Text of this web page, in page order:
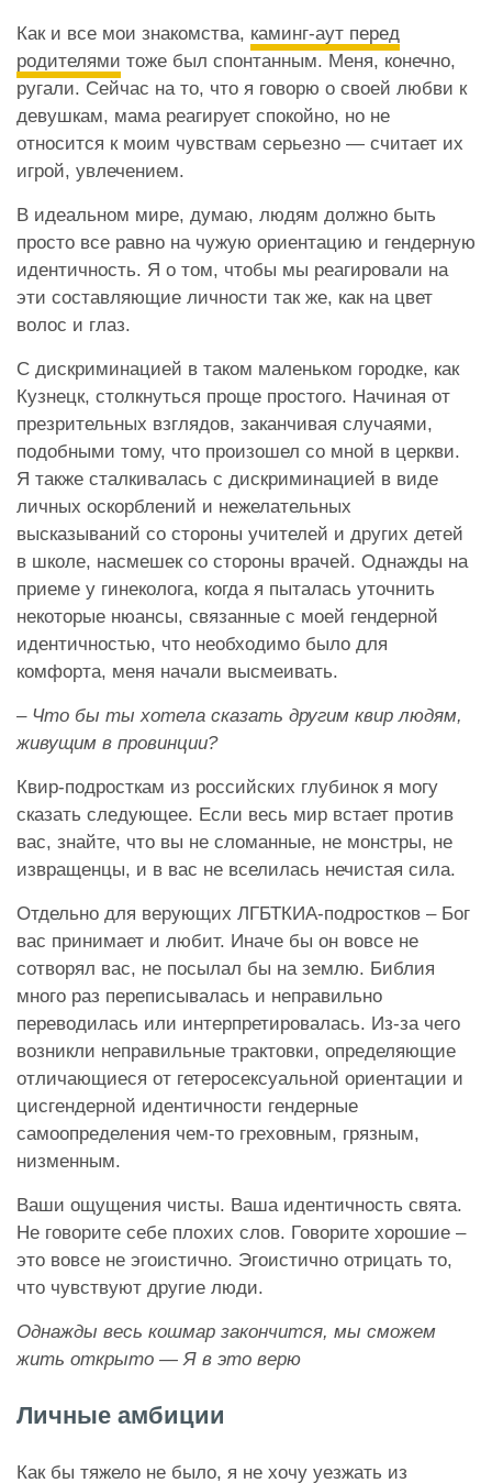
Как и все мои знакомства, каминг-аут перед
родителями тоже был спонтанным. Меня, конечно,
ругали. Сейчас на то, что я говорю о своей любви к
девушкам, мама реагирует спокойно, но не
относится к моим чувствам серьезно — считает их
игрой, увлечением.
В идеальном мире, думаю, людям должно быть
просто все равно на чужую ориентацию и гендерную
идентичность. Я о том, чтобы мы реагировали на
эти составляющие личности так же, как на цвет
волос и глаз.
С дискриминацией в таком маленьком городке, как
Кузнецк, столкнуться проще простого. Начиная от
презрительных взглядов, заканчивая случаями,
подобными тому, что произошел со мной в церкви.
Я также сталкивалась с дискриминацией в виде
личных оскорблений и нежелательных
высказываний со стороны учителей и других детей
в школе, насмешек со стороны врачей. Однажды на
приеме у гинеколога, когда я пыталась уточнить
некоторые нюансы, связанные с моей гендерной
идентичностью, что необходимо было для
комфорта, меня начали высмеивать.
– Что бы ты хотела сказать другим квир людям,
живущим в провинции?
Квир-подросткам из российских глубинок я могу
сказать следующее. Если весь мир встает против
вас, знайте, что вы не сломанные, не монстры, не
извращенцы, и в вас не вселилась нечистая сила.
Отдельно для верующих ЛГБТКИА-подростков – Бог
вас принимает и любит. Иначе бы он вовсе не
сотворял вас, не посылал бы на землю. Библия
много раз переписывалась и неправильно
переводилась или интерпретировалась. Из-за чего
возникли неправильные трактовки, определяющие
отличающиеся от гетеросексуальной ориентации и
цисгендерной идентичности гендерные
самоопределения чем-то греховным, грязным,
низменным.
Ваши ощущения чисты. Ваша идентичность свята.
Не говорите себе плохих слов. Говорите хорошие –
это вовсе не эгоистично. Эгоистично отрицать то,
что чувствуют другие люди.
Однажды весь кошмар закончится, мы сможем
жить открыто — Я в это верю
Личные амбиции
Как бы тяжело не было, я не хочу уезжать из